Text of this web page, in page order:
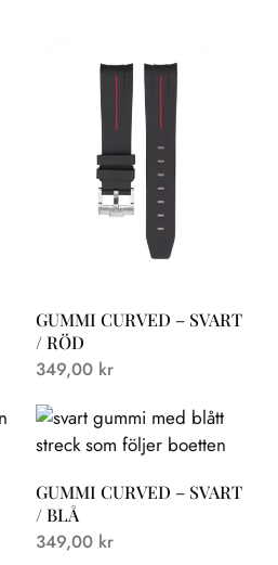
GUMMI CURVED – SVART
/ RÖD
349,00 kr
GUMMI CURVED – SVART
/ BLÅ
349,00 kr